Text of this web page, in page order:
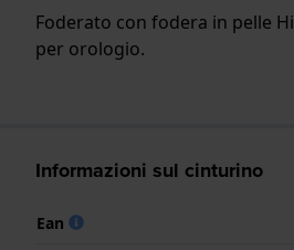
Foderato con fodera in pelle
per orologio.
Informazioni sul cinturino
Ean